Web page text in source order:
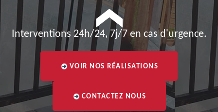
Interventions 24h/24, 7j/7 en cas d'urgence.
VOIR NOS RÉALISATIONS
CONTACTEZ NOUS